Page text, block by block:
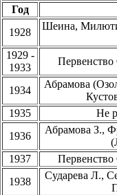
Год
1928
Шеина,
1929 -
1933
1934
Абрамова
1935
Не
1936
Абрамова З.,
1937
1938
Сударева Л.,